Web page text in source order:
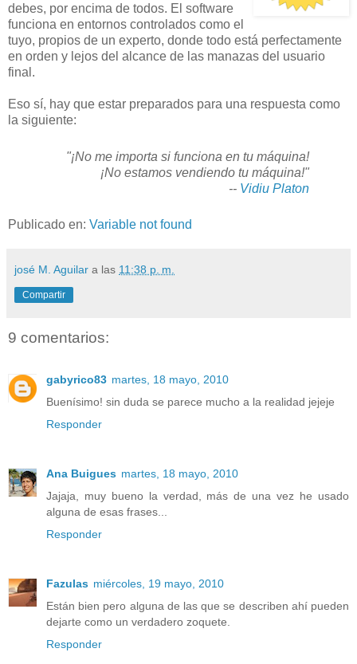
debes, por encima de todos. El software
funciona en entornos controlados como el
tuyo, propios de un experto, donde todo está perfectamente
en orden y lejos del alcance de las manazas del usuario
final.
Eso sí, hay que estar preparados para una respuesta como
la siguiente:
"¡No me importa si funciona en tu máquina!
¡No estamos vendiendo tu máquina!"
-- Vidiu Platon
Publicado en: Variable not found
josé M. Aguilar a las 11:38 p. m.
Compartir
9 comentarios:
gabyrico83 martes, 18 mayo, 2010
Buenísimo! sin duda se parece mucho a la realidad jejeje
Responder
Ana Buigues martes, 18 mayo, 2010
Jajaja, muy bueno la verdad, más de una vez he usado
alguna de esas frases...
Responder
Fazulas miércoles, 19 mayo, 2010
Están bien pero alguna de las que se describen ahí pueden
dejarte como un verdadero zoquete.
Responder